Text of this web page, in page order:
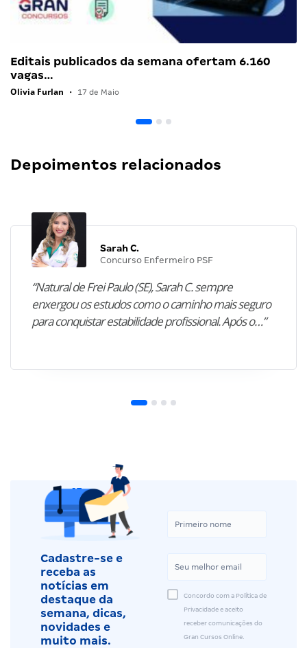
Editais publicados da semana ofertam 6.160
vagas…
Olivia Furlan • 17 de Maio
Depoimentos relacionados
Sarah C.
Concurso Enfermeiro PSF
“Natural de Frei Paulo (SE), Sarah C. sempre
enxergou os estudos como o caminho mais seguro
para conquistar estabilidade profissional. Após o…”
Cadastre-se e
receba as
notícias em
destaque da
semana, dicas,
novidades e
muito mais.
Concordo com a Política de
Privacidade e aceito
receber comunicações do
Gran Cursos Online.